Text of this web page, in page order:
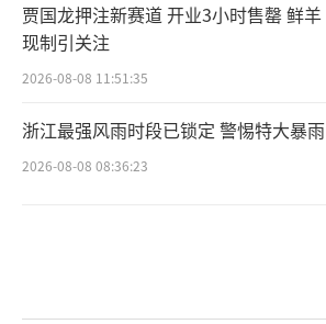
贾国龙押注新赛道 开业3小时售罄 鲜羊
现制引关注
2026-08-08 11:51:35
浙江最强风雨时段已锁定 警惕特大暴雨
2026-08-08 08:36:23